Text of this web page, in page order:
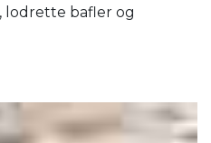
bafler og